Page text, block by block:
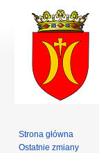
Strona główna
Ostatnie zmiany